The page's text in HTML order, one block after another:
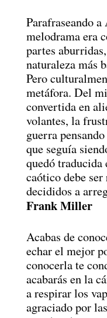
Parafraseando
melodrama era
partes
naturaleza más
Pero
metáfora. Del
convertida en
volantes, la
guerra
que seguía
quedó traducida
caótico debe
decididos a
Frank Miller
Acabas de
echar el mejor
conocerla te
acabarás en la
a respirar los
agraciado por